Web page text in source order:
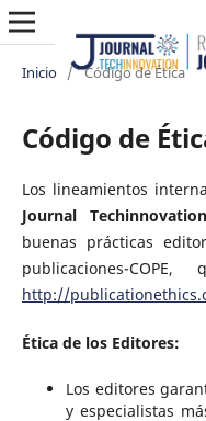
Inicio / Código de Ética
Código de
Los lineamientos
Journal
buenas prácticas
publicaciones-
http://
Ética de los Editores:
Los editores
y especialistas